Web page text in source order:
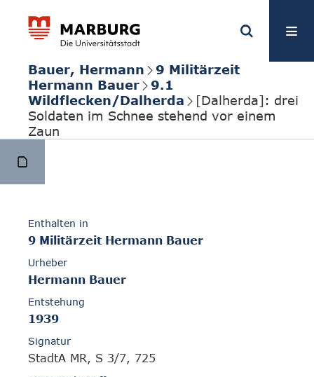
Bauer, Hermann
9 Militärzeit
Hermann Bauer
9.1
Wildflecken/Dalherda
[Dalherda]: drei
Soldaten im Schnee stehend vor einem
Zaun
Enthalten in
9 Militärzeit Hermann Bauer
Urheber
Hermann Bauer
Entstehung
1939
Signatur
StadtA MR, S 3/7, 725